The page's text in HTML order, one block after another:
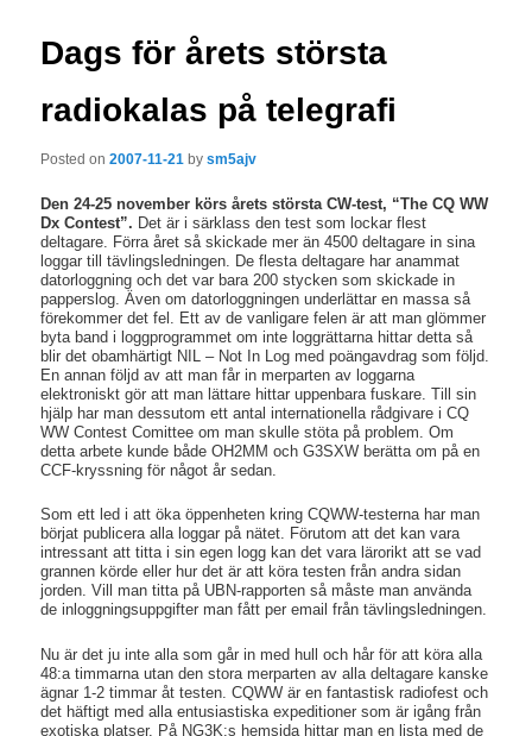
Dags för årets största
radiokalas på telegrafi
Posted on2007-11-21 bysm5ajv
Den 24-25 november körs årets största CW-test, “The CQ WW
Dx Contest”. Det är i särklass den test som lockar flest
deltagare. Förra året så skickade mer än 4500 deltagare in sina
loggar till tävlingsledningen. De flesta deltagare har anammat
datorloggning och det var bara 200 stycken som skickade in
papperslog. Även om datorloggningen underlättar en massa så
förekommer det fel. Ett av de vanligare felen är att man glömmer
byta band i loggprogrammet om inte loggrättarna hittar detta så
blir det obamhärtigt NIL – Not In Log med poängavdrag som följd.
En annan följd av att man får in merparten av loggarna
elektroniskt gör att man lättare hittar uppenbara fuskare. Till sin
hjälp har man dessutom ett antal internationella rådgivare i CQ
WW Contest Comittee om man skulle stöta på problem. Om
detta arbete kunde både OH2MM och G3SXW berätta om på en
CCF-kryssning för något år sedan.
Som ett led i att öka öppenheten kring CQWW-testerna har man
börjat publicera alla loggar på nätet. Förutom att det kan vara
intressant att titta i sin egen logg kan det vara lärorikt att se vad
grannen körde eller hur det är att köra testen från andra sidan
jorden. Vill man titta på UBN-rapporten så måste man använda
de inloggningsuppgifter man fått per email från tävlingsledningen.
Nu är det ju inte alla som går in med hull och hår för att köra alla
48:a timmarna utan den stora merparten av alla deltagare kanske
ägnar 1-2 timmar åt testen. CQWW är en fantastisk radiofest och
det häftigt med alla entusiastiska expeditioner som är igång från
exotiska platser. På NG3K:s hemsida hittar man en lista med de